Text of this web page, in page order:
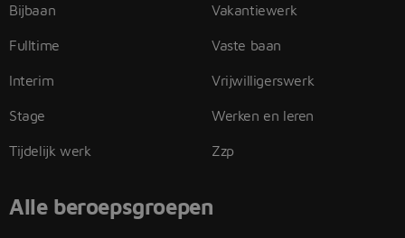
Bijbaan
Fulltime
Interim
Stage
Tijdelijk werk
Vakantiewerk
Vaste baan
Vrijwilligerswerk
Werken en leren
Zzp
Alle beroepsgroepen